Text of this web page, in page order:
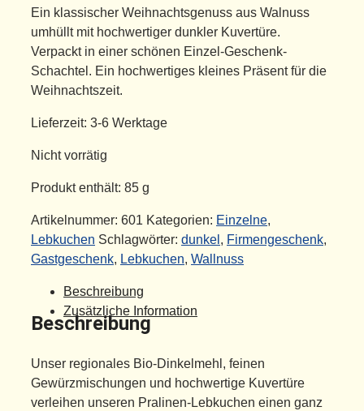
Ein klassischer Weihnachtsgenuss aus Walnuss
umhüllt mit hochwertiger dunkler Kuvertüre.
Verpackt in einer schönen Einzel-Geschenk-
Schachtel. Ein hochwertiges kleines Präsent für die
Weihnachtszeit.
Lieferzeit: 3-6 Werktage
Nicht vorrätig
Produkt enthält: 85 g
Artikelnummer: 601 Kategorien: Einzelne,
Lebkuchen Schlagwörter: dunkel , Firmengeschenk,
Gastgeschenk, Lebkuchen, Wallnuss
Beschreibung
Zusätzliche Information
Beschreibung
Unser regionales Bio-Dinkelmehl, feinen
Gewürzmischungen und hochwertige Kuvertüre
verleihen unseren Pralinen-Lebkuchen einen ganz